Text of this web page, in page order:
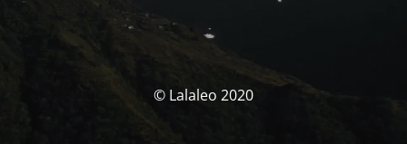
© Lalaleo 2020